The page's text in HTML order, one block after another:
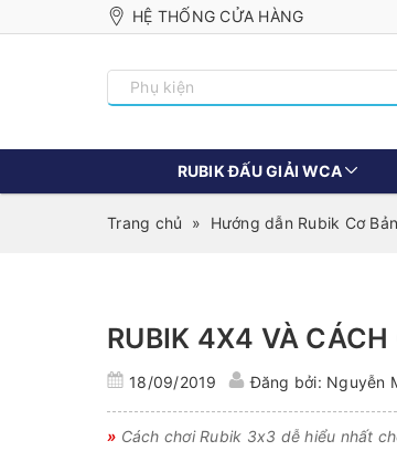
HỆ THỐNG CỬA HÀNG
RUBIK ĐẤU GIẢI WCA
Trang chủ » Hướng dẫn Rubik Cơ Bản
RUBIK 4X4 VÀ
18/09/2019 Đăng bởi: Nguyễn
» Cách chơi Rubik 3x3 dễ hiểu nhất